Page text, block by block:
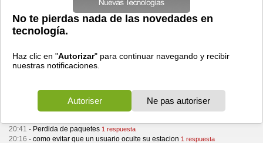
> Windows 2000
Windows 2000 Hacer una pregunta
Filtrar por categoría :
Aplicaciones Desarrollo Juegos Microsoft Office
Windows Vista Windows XP
20:41 - Perdida de paquetes 1 respuesta
20:16 - como evitar que un usuario oculte su estacion 1 respuesta